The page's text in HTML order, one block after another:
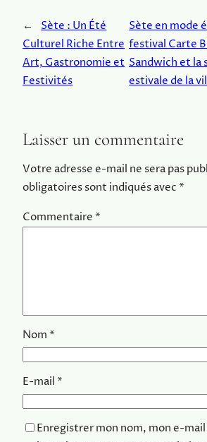
←
Sète : Un Été
Culturel Riche Entre
Art, Gastronomie et
Festivités
Sète en mode
festival Carte
Sandwich et la
estivale de la
Laisser un commentaire
Votre adresse e-mail ne sera pas
obligatoires sont indiqués avec*
Commentaire*
Nom*
E-mail*
Enregistrer mon nom, mon e-